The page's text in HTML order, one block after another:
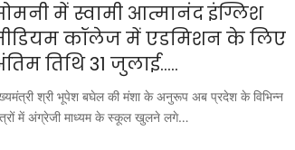
में स्वामी आत्मानंद इंग्लिश
कॉलेज में एडमिशन के लिए
तिथि 31 जुलाई…..
श्री भूपेश बघेल की मंशा के अनुरूप अब प्रदेश के विभिन्न
में अंग्रेजी माध्यम के स्कूल खुलने लगे…